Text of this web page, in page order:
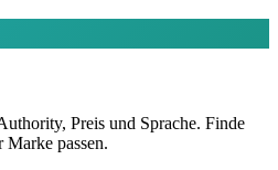
Preis und Sprache. Finde
Marke passen.